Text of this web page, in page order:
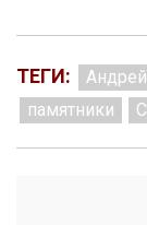
ТЕГИ:
памятники